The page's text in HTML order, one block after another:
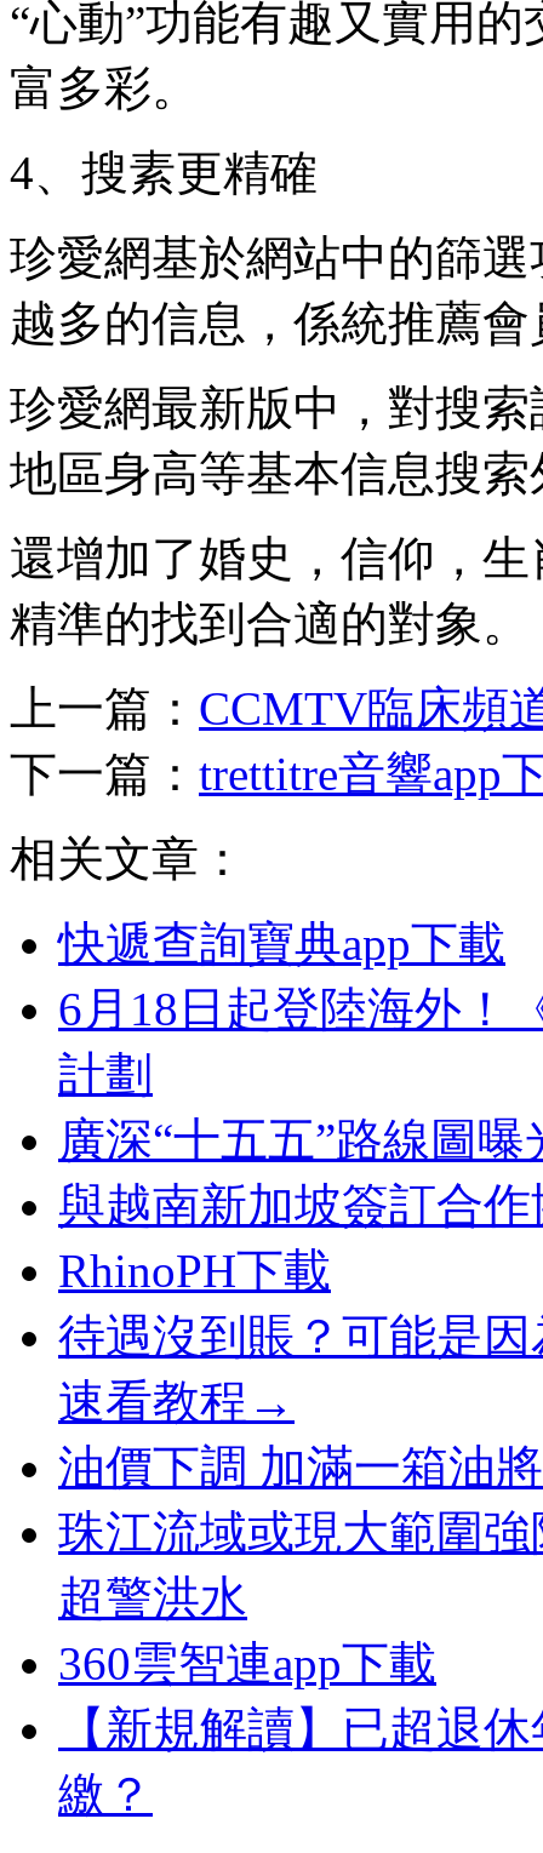
“心動”功能有趣又實用
富多彩。
4、搜素更精確
珍愛網基於網站中的篩
越多的信息，係統推薦
珍愛網最新版中，對搜
地區身高等基本信息搜索
還增加了婚史，信仰，
精準的找到合適的對象。
上一篇： CCMTV臨床頻
下一篇： trettitre音響app
相关文章：
快遞查詢寶典app下載
6月18日起登陸海外！
計劃
廣深“十五五”路線圖
與越南新加坡簽訂合
RhinoPH下載
待遇沒到賬？可能是
速看教程→
油價下調 加滿一箱油
珠江流域或現大範圍
超警洪水
360雲智連app下載
【新規解讀】已超退
繳？